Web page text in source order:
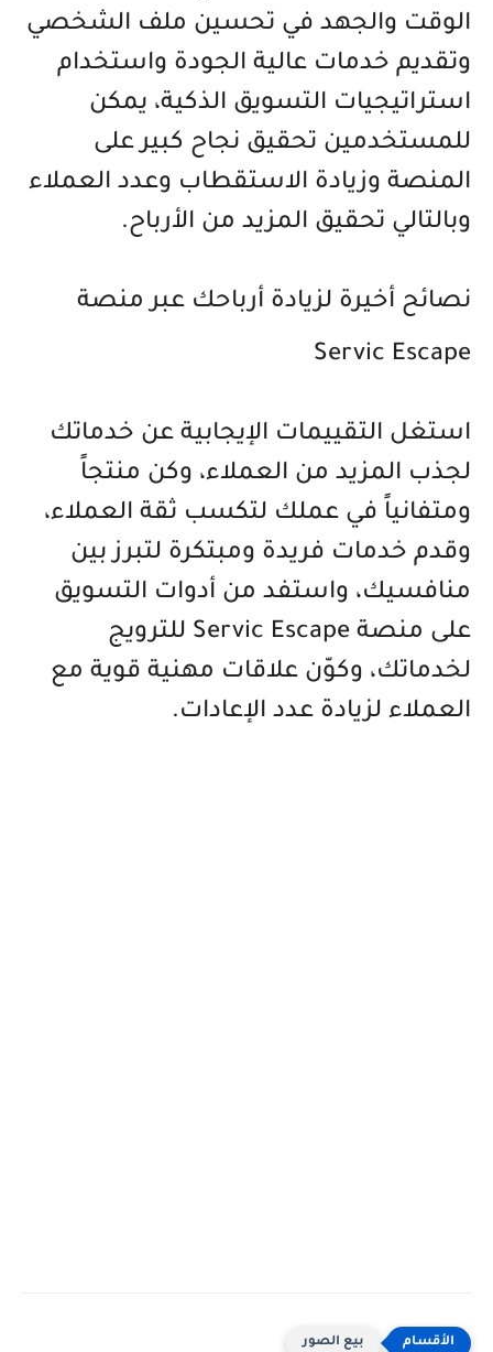
الوقت والجهد في تحسين ملف الشخصي
وتقديم خدمات عالية الجودة واستخدام
استراتيجيات التسويق الذكية، يمكن
للمستخدمين تحقيق نجاح كبير على
المنصة وزيادة الاستقطاب وعدد العملاء
وبالتالي تحقيق المزيد من الأرباح.
نصائح أخيرة لزيادة أرباحك عبر منصة
Servic Escape
استغل التقييمات الإيجابية عن خدماتك
لجذب المزيد من العملاء، وكن منتجاً
ومتفانياً في عملك لتكسب ثقة العملاء،
وقدم خدمات فريدة ومبتكرة لتبرز بين
منافسيك، واستفد من أدوات التسويق
على منصة Servic Escape للترويج
لخدماتك، وكوّن علاقات مهنية قوية مع
العملاء لزيادة عدد الإعادات.
بيع الصور